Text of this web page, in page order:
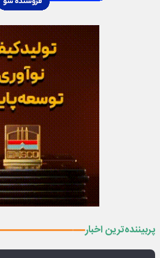
پربیننده‌ترین اخبار